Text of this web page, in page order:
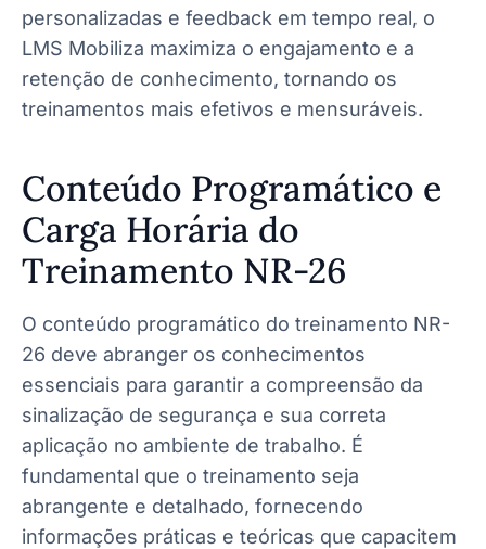
personalizadas e feedback em tempo real, o
LMS Mobiliza maximiza o engajamento e a
retenção de conhecimento, tornando os
treinamentos mais efetivos e mensuráveis.
Conteúdo Programático e
Carga Horária do
Treinamento NR-26
O conteúdo programático do treinamento NR-
26 deve abranger os conhecimentos
essenciais para garantir a compreensão da
sinalização de segurança e sua correta
aplicação no ambiente de trabalho. É
fundamental que o treinamento seja
abrangente e detalhado, fornecendo
informações práticas e teóricas que capacitem